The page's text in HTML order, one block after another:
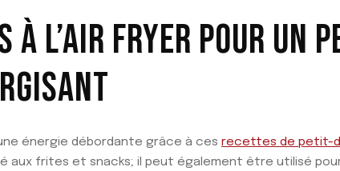
À L’AIR FRYER POUR UN
énergie débordante grâce à ces recettes de petit-
aux frites et snacks; il peut également être utilisé